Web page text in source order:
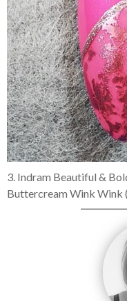
3. Indram Beautiful &
Buttercream Wink Wink